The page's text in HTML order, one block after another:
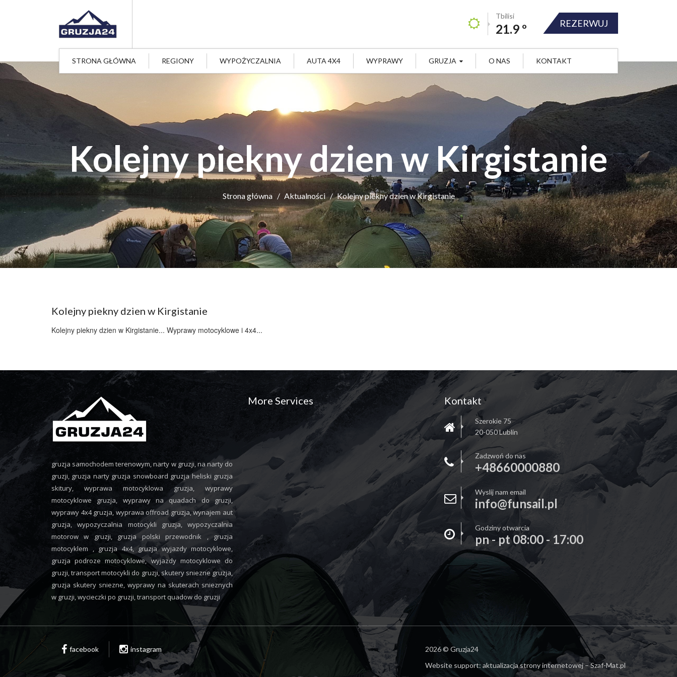
REZERWUJ
Tbilisi
21.9 º
STRONA GŁÓWNA REGIONY WYPOŻYCZALNIA AUTA 4X4 WYPRAWY GRUZJA O NAS KONTAKT
Kolejny piekny dzien w Kirgistanie
Strona główna Aktualności Kolejny piekny dzien w Kirgistanie
Kolejny piekny dzien w Kirgistanie
Kolejny piekny dzien w Kirgistanie... Wyprawy motocyklowe i 4x4...
gruzja samochodem terenowym, narty w gruzji, na narty do
gruzji, gruzja narty gruzja snowboard gruzja heliski gruzja
skitury, wyprawa motocyklowa gruzja, wyprawy
motocyklowe gruzja, wyprawy na quadach do gruzji,
wyprawy 4x4 gruzja, wyprawa offroad gruzja, wynajem aut
gruzja, wypozyczalnia motocykli gruzja, wypozyczalnia
motorow w gruzji, gruzja polski przewodnik , gruzja
motocyklem , gruzja 4x4, gruzja wyjazdy motocyklowe,
gruzja podroze motocyklowe, wyjazdy motocyklowe do
gruzji, transport motocykli do gruzji, skutery sniezne gruzja,
gruzja skutery sniezne, wyprawy na skuterach snieznych
w gruzji, wycieczki po gruzji, transport quadow do gruzji
More Services Kontakt
Szerokie 75
20-050 Lublin
Zadzwoń do nas
+48660000880
Wyslij nam email
info@funsail.pl
Godziny otwarcia
pn - pt 08:00 - 17:00
facebook instagram
2026 © Gruzja24
Website support: aktualizacja strony internetowej – Szaf-Mat.pl